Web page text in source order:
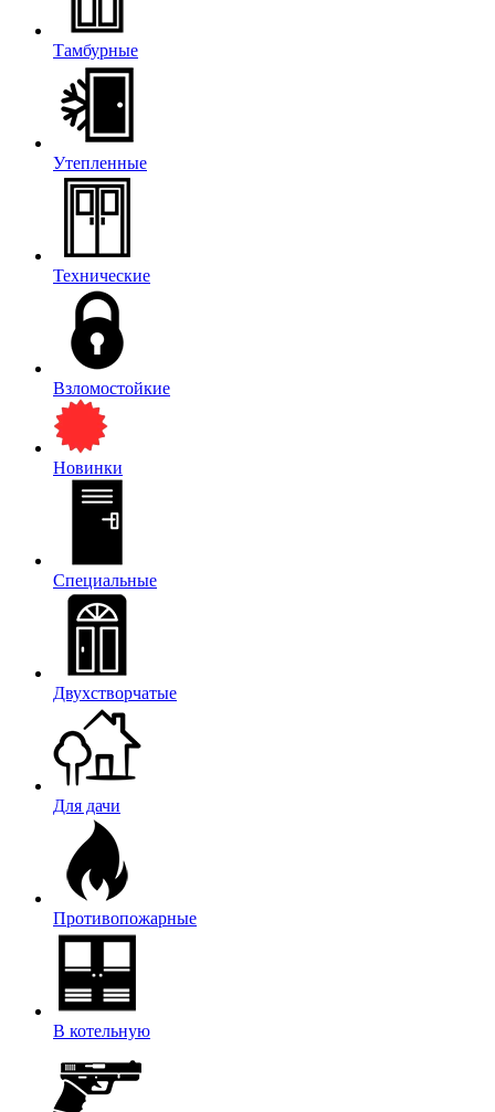
Тамбурные
Утепленные
Технические
Взломостойкие
Новинки
Специальные
Двухстворчатые
Для дачи
Противопожарные
В котельную